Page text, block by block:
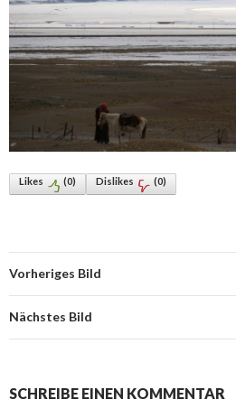
Likes (0) Dislikes (0)
Vorheriges Bild
Nächstes Bild
SCHREIBE EINEN KOMMENTAR